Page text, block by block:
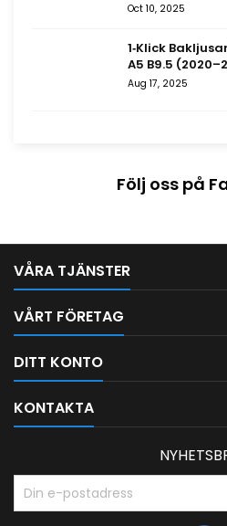
Oct 10, 2025
1‑Klick
A5 B9.5
Aug 17, 2025
Följ oss på
VÅRA TJÄNSTER
VÅRT FÖRETAG
DITT KONTO
KONTAKTA